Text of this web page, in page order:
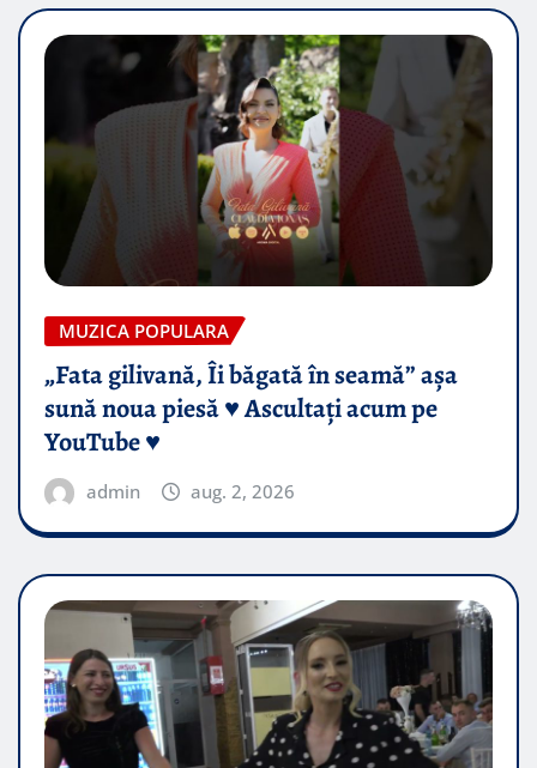
MUZICA POPULARA
„Fata gilivană, Îi băgată în seamă” așa
sună noua piesă ♥️ Ascultați acum pe
YouTube ♥️
admin aug. 2, 2026